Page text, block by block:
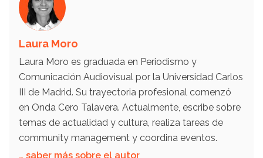
Laura Moro
Laura Moro es graduada en Periodismo y
Comunicación Audiovisual por la Universidad Carlos
III de Madrid. Su trayectoria profesional comenzó
en Onda Cero Talavera. Actualmente, escribe sobre
temas de actualidad y cultura, realiza tareas de
community management y coordina eventos.
… saber más sobre el autor